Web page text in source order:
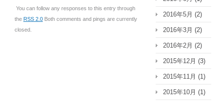
You can follow any responses to this entry through
the RSS 2.0 Both comments and pings are currently
closed.
2016年5月 (2)
2016年3月 (2)
2016年2月 (2)
2015年12月 (3)
2015年11月 (1)
2015年10月 (1)